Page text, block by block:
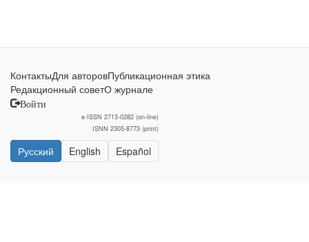
КонтактыДля авторовПубликационная этика
Редакционный советО журнале
Войти
e-ISSN 2713-0282 (on-line)
ISNN 2305-8773 (print)
Русский English Español